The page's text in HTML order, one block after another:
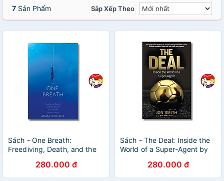
7 Sản Phẩm Sắp Xếp Theo
Sách - One Breath:
Freediving, Death, and the
Limits by Adam Skolnick
280.000 đ
Sách - The Deal: Inside the
World of a Super-Agent by
280.000 đ